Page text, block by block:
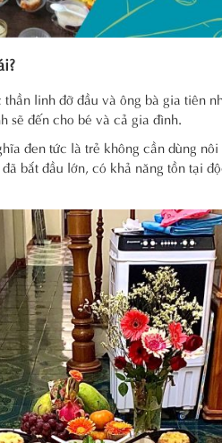
linh đỡ đầu và ông bà gia tiên
sẽ đến cho bé và cả gia đình.
đen tức là trẻ không cần dùng
bắt đầu lớn, có khả năng tồn tại